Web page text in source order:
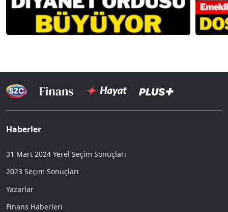
Haberler
31 Mart 2024 Yerel Seçim Sonuçları
2023 Seçim Sonuçları
Yazarlar
Finans Haberleri